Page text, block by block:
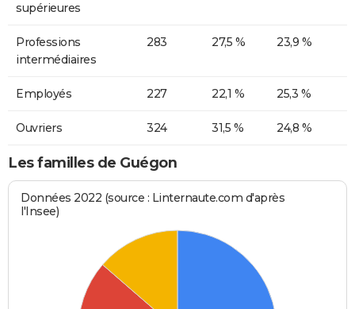
supérieures
Professions
intermédiaires
283 27,5 % 23,9 %
Employés 227 22,1 % 25,3 %
Ouvriers 324 31,5 % 24,8 %
Les familles de Guégon
Données 2022 (source : Linternaute.com d'après
l'Insee)